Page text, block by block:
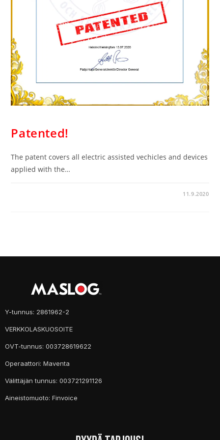
Patented!
The patent covers all electric assisted vechicles and devices
applied with the…
11.9.2020
Y-tunnus: 2861962-2
VERKKOLASKUOSOITE
OVT-tunnus: 003728619622
Operaattori: Maventa
Välittäjän tunnus: 003721291126
Aineistomuoto: Finvoice